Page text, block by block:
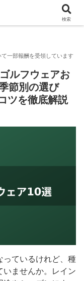
版】タイトリストのゴル
ルフウェアお
節別の選び
ツを徹底解説
っているけれど、種
いませんか。レイン
検索